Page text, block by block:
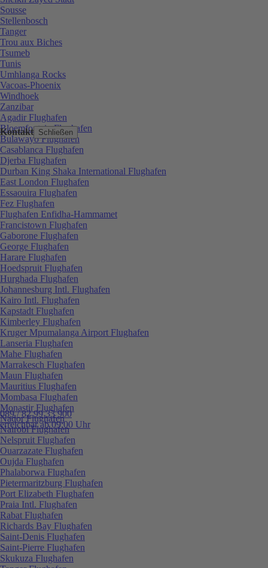
Kontakt Schließen
089 / 82 99 33 900
erreichbar ab 09:00 Uhr
Sousse
Stellenbosch
Tanger
Trou aux Biches
Tsumeb
Tunis
Umhlanga Rocks
Vacoas-Phoenix
Windhoek
Zanzibar
Agadir Flughafen
Bloemfontein Flughafen
Bulawayo Flughafen
Casablanca Flughafen
Djerba Flughafen
Durban King Shaka International Flughafen
East London Flughafen
Essaouira Flughafen
Fez Flughafen
Flughafen Enfidha-Hammamet
Francistown Flughafen
Gaborone Flughafen
George Flughafen
Harare Flughafen
Hoedspruit Flughafen
Hurghada Flughafen
Johannesburg Intl. Flughafen
Kairo Intl. Flughafen
Kapstadt Flughafen
Kimberley Flughafen
Kruger Mpumalanga Airport Flughafen
Lanseria Flughafen
Mahe Flughafen
Marrakesch Flughafen
Maun Flughafen
Mauritius Flughafen
Mombasa Flughafen
Monastir Flughafen
Nador Flughafen
Nairobi Flughafen
Nelspruit Flughafen
Ouarzazate Flughafen
Oujda Flughafen
Phalaborwa Flughafen
Pietermaritzburg Flughafen
Port Elizabeth Flughafen
Praia Intl. Flughafen
Rabat Flughafen
Richards Bay Flughafen
Saint-Denis Flughafen
Saint-Pierre Flughafen
Skukuza Flughafen